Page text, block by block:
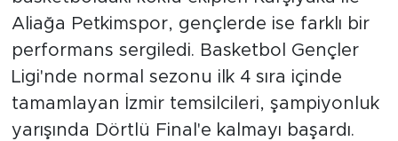
Aliağa Petkimspor, gençlerde ise farklı bir
performans sergiledi. Basketbol Gençler
Ligi'nde normal sezonu ilk 4 sıra içinde
tamamlayan İzmir temsilcileri, şampiyonluk
yarışında Dörtlü Final'e kalmayı başardı.